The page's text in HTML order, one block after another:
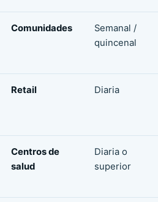
Comunidades
Semanal /
quincenal
Retail Diaria
Centros de
salud
Diaria o
superior